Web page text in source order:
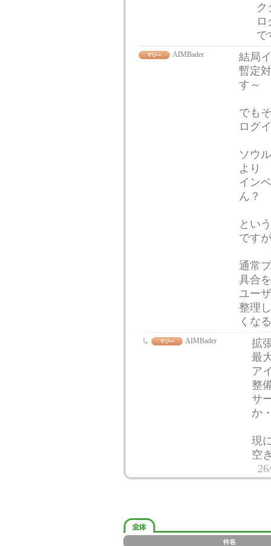
ク
で
AIMBader
結局
暫定
す～
でも
ログ
ソウ
より
イン
ん？
とい
です
通常
具合を
ユー
整理
くな
AIMBader
拡
最
ア
整
サ
か
現
空